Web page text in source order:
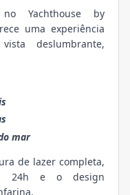
Yachthouse by
uma experiência
deslumbrante,
mar
de lazer completa,
24h e o design